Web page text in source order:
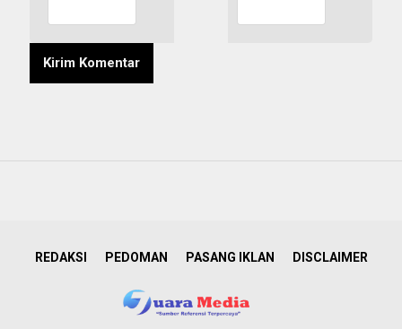
REDAKSI PEDOMAN PASANG IKLAN DISCLAIMER